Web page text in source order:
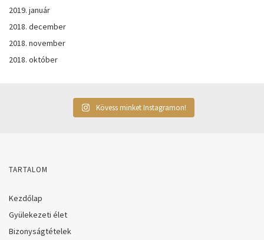
2019. január
2018. december
2018. november
2018. október
Kövess minket Instagramon!
TARTALOM
Kezdőlap
Gyülekezeti élet
Bizonyságtételek